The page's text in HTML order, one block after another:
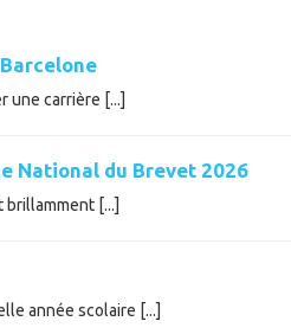
une carrière [...]
National du Brevet 2026
[...]
année scolaire [...]